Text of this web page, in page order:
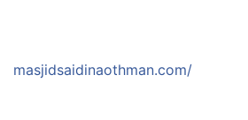
masjidsaidinaothman.com/